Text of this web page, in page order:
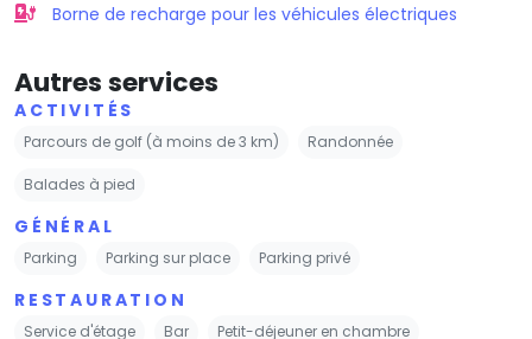
Borne de recharge pour les véhicules électriques
Autres services
ACTIVITÉS
Parcours de golf (à moins de 3 km) Randonnée
Balades à pied
GÉNÉRAL
Parking Parking sur place Parking privé
RESTAURATION
Service d'étage Bar Petit-déjeuner en chambre